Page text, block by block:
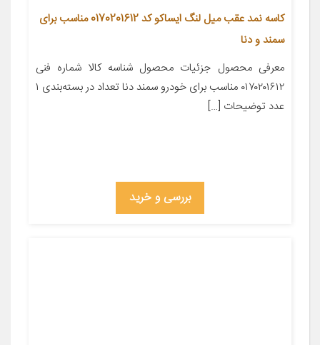
کاسه نمد عقب میل لنگ ایساکو کد 0170201612 مناسب برای
سمند و دنا
معرفی محصول جزئیات محصول شناسه کالا شماره فنی
۰۱۷۰۲۰۱۶۱۲ مناسب برای خودرو سمند دنا تعداد در بسته‌بندی ۱
عدد توضیحات […]
بررسی و خرید